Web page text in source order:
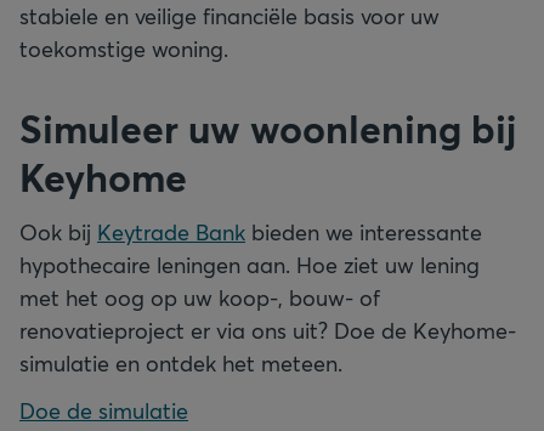
stabiele en veilige financiële basis voor uw
toekomstige woning.
Simuleer uw woonlening bij
Keyhome
Ook bij Keytrade Bank bieden we interessante
hypothecaire leningen aan. Hoe ziet uw lening
met het oog op uw koop-, bouw- of
renovatieproject er via ons uit? Doe de Keyhome-
simulatie en ontdek het meteen.
Doe de simulatie